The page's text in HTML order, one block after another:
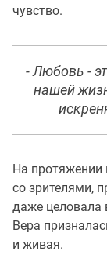
чувство.
- Любовь -
нашей
На протяжении
со зрителями,
даже целовала
Вера
и живая.